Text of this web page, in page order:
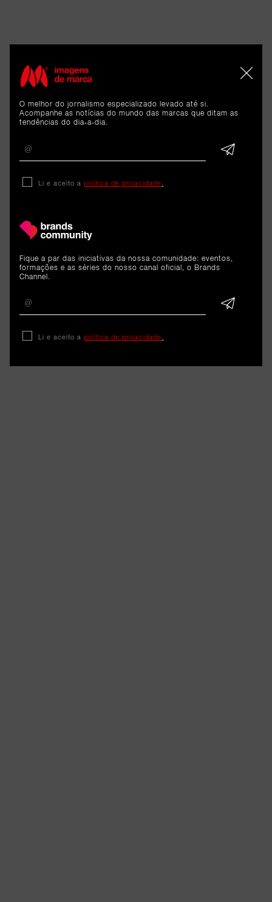
ARTIGOS
RELACIONADOS
Reportagem
O regresso da energia da BP
7 de julho de 2026
O melhor do jornalismo especializado levado até si.
Acompanhe as notícias do mundo das marcas que ditam as
tendências do dia-a-dia.
Li e aceito a política de privacidade.
Fique a par das iniciativas da nossa comunidade: eventos,
formações e as séries do nosso canal oficial, o Brands
Channel.
Li e aceito a política de privacidade.